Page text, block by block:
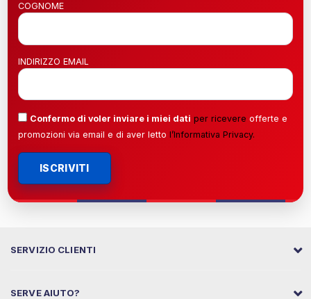
COGNOME
INDIRIZZO EMAIL
Confermo di voler inviare i miei dati per ricevere offerte e
promozioni via email e di aver letto l’Informativa Privacy.
ISCRIVITI
SERVIZIO CLIENTI
SERVE AIUTO?